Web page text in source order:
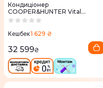
Кондиціонер
COOPER&HUNTER Vital
Inverter CH-S18FTXF2-NG, 55
Кешбек1 629 ₴
32 599₴